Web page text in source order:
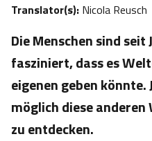
Translator(s): Nicola Reusch
Die Menschen sind
fasziniert, dass es
eigenen geben
möglich diese
zu entdecken.